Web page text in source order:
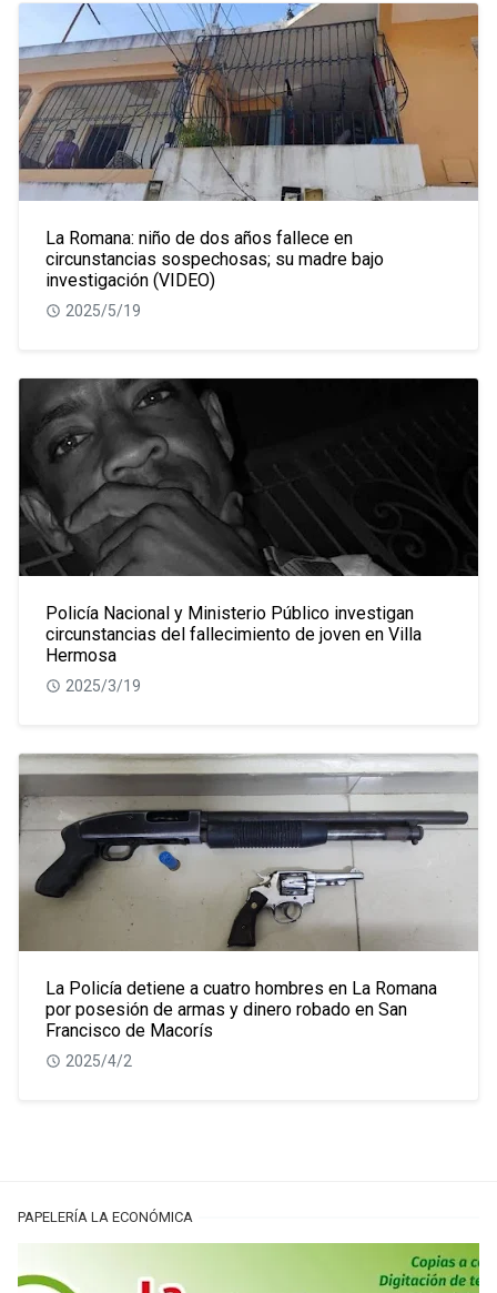
La Romana: niño de dos años fallece en
circunstancias sospechosas; su madre bajo
investigación (VIDEO)
2025/5/19
Policía Nacional y Ministerio Público investigan
circunstancias del fallecimiento de joven en Villa
Hermosa
2025/3/19
La Policía detiene a cuatro hombres en La Romana
por posesión de armas y dinero robado en San
Francisco de Macorís
2025/4/2
PAPELERÍA LA ECONÓMICA